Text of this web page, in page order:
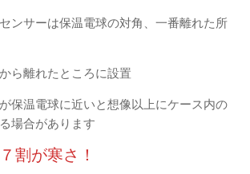
ンサーは保温電球の対角、一番離れた所
ら離れたところに設置
保温電球に近いと想像以上にケース内の
場合があります
割が寒さ！